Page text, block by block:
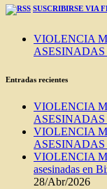
SUSCRIBIRSE VIA
VIOLENCIA
ASESINADAS
Entradas recientes
VIOLENCIA
ASESINADAS
VIOLENCIA
ASESINADAS
VIOLENCIA
asesinadas en
28/Abr/2026